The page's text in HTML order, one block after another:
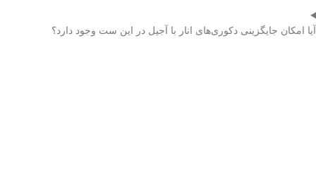
آیا امکان جایگزینی دکوری‌های انار با آجیل در این ست وجود دارد؟